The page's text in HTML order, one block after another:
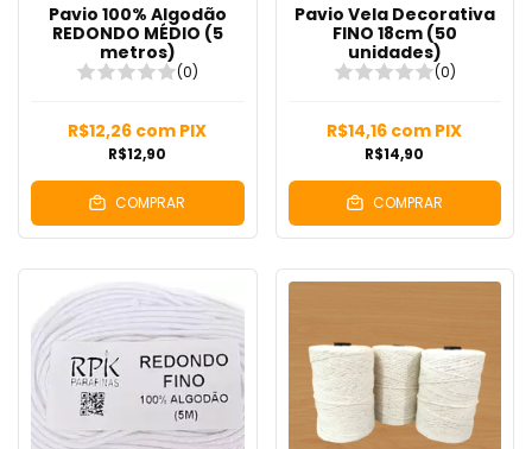
Pavio 100% Algodão
REDONDO MÉDIO (5
metros)
(0)
R$12,90
R$12,26 com PIX
COMPRAR
Pavio Vela Decorativa
FINO 18cm (50
unidades)
(0)
R$14,90
R$14,16 com PIX
COMPRAR